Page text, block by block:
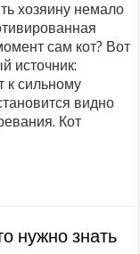
хозяину немало
сам кот? Вот
источник:
к сильному
видно
Кот
нужно знать